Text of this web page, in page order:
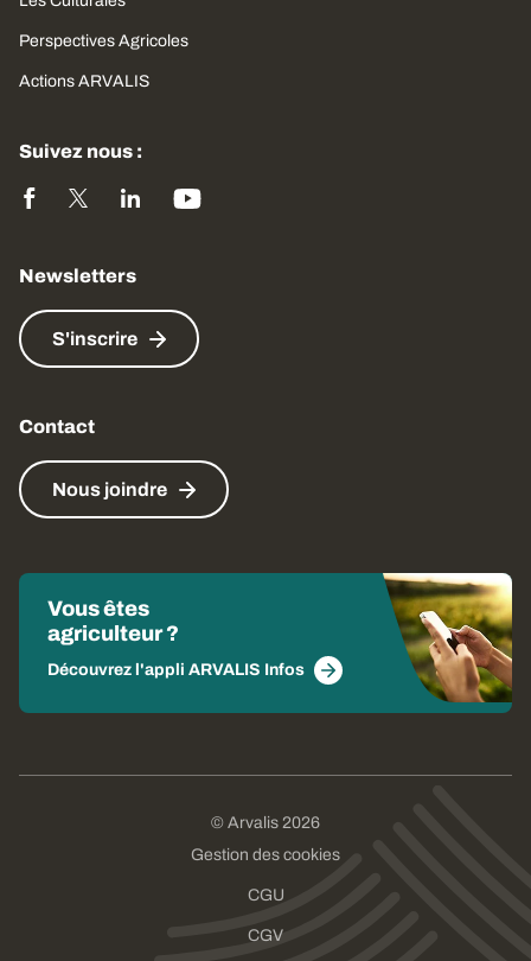
Perspectives Agricoles
Actions ARVALIS
Suivez nous :
Newsletters
S'inscrire
Contact
Nous joindre
Vous êtes
agriculteur ?
Découvrez l'appli ARVALIS Infos
© Arvalis 2026
Gestion des cookies
CGU
CGV